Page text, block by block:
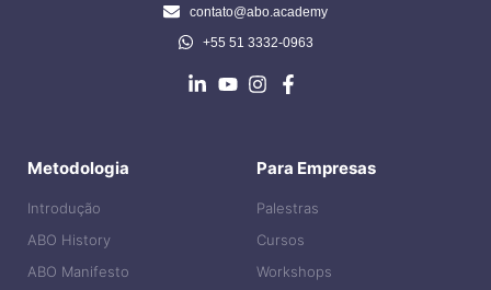
contato@abo.academy
+55 51 3332-0963
Metodologia
Introdução
ABO History
ABO Manifesto
Para Empresas
Palestras
Cursos
Workshops